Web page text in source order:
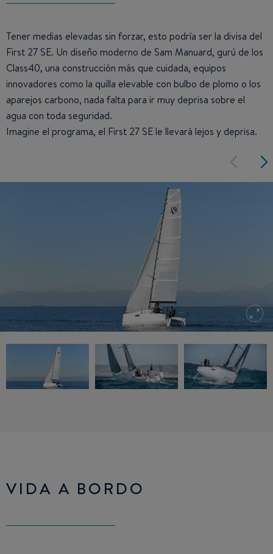
Tener medias elevadas sin forzar, esto podría ser la divisa del
First 27 SE. Un diseño moderno de Sam Manuard, gurú de los
Class40, una construcción más que cuidada, equipos
innovadores como la quilla elevable con bulbo de plomo o los
aparejos carbono, nada falta para ir muy deprisa sobre el
agua con toda seguridad.
Imagine el programa, el First 27 SE le llevará lejos y deprisa.
VIDA A BORDO